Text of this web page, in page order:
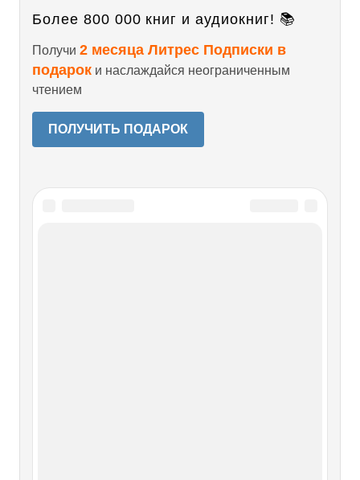
Более 800 000 книг и аудиокниг! 📚
Получи 2 месяца Литрес Подписки в
подарок и наслаждайся неограниченным
чтением
ПОЛУЧИТЬ ПОДАРОК